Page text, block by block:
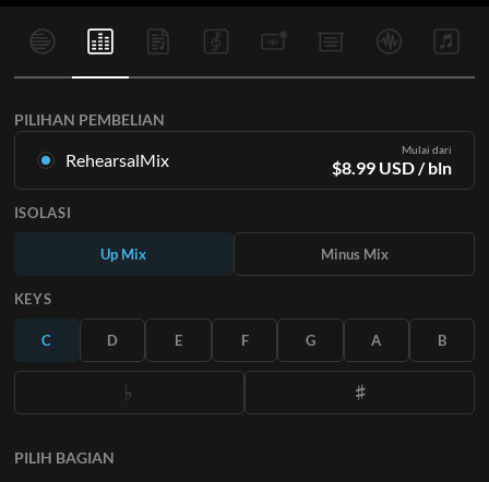
PILIHAN PEMBELIAN
RehearsalMix Mulai dari
$8.99 USD/ bln
dalam semua 12 tuts dengan campuran Naik dan Turun untuk
setiap bagian ditambah lagu aslinya.
BERLANGGANAN
ISOLASI
Up Mix Minus Mix
KEYS
C D E F G A B
PILIH BAGIAN